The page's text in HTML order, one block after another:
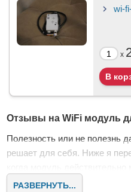
wi-
x
Отзывы на WiFi модуль
Полезность или не полезнь
решает для себя. Ниже я
Подключение к Алисе,
РАЗВЕРНУТЬ...